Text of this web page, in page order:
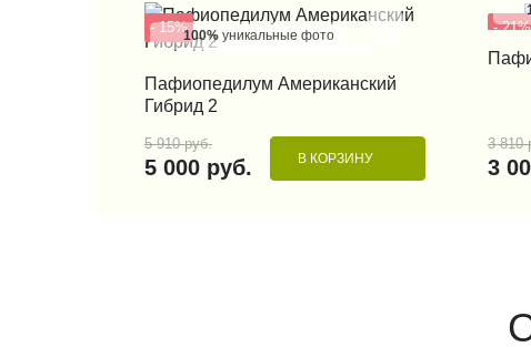
- 15%100% уникальные фото
КУПИТЬ В 1 КЛИК
Пафиопедилум Американский
Гибрид 2
5 910 руб.
5 000 руб. В КОРЗИНУ
- 21%
3 810
3